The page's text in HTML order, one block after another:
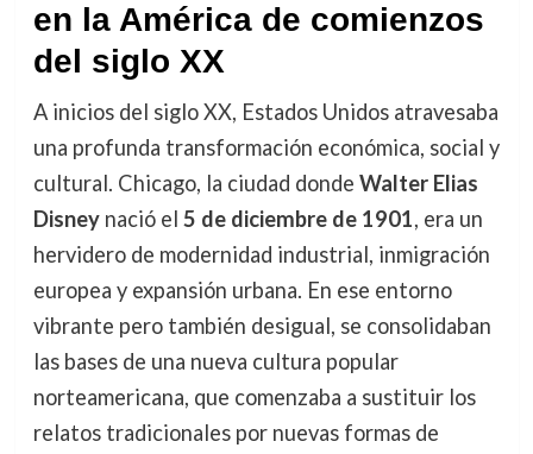
en la América de comienzos
del siglo XX
A inicios del siglo XX, Estados Unidos atravesaba
una profunda transformación económica, social y
cultural. Chicago, la ciudad donde Walter Elias
Disneynació el 5 de diciembre de 1901, era un
hervidero de modernidad industrial, inmigración
europea y expansión urbana. En ese entorno
vibrante pero también desigual, se consolidaban
las bases de una nueva cultura popular
norteamericana, que comenzaba a sustituir los
relatos tradicionales por nuevas formas de